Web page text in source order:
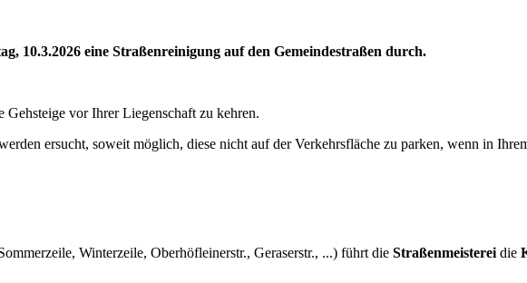
10.3.2026 eine Straßenreinigung auf den Gemeindestraßen durch.
vor Ihrer Liegenschaft zu kehren.
ersucht, soweit möglich, diese nicht auf der Verkehrsfläche zu parken, wenn in
Winterzeile, Oberhöfleinerstr., Geraserstr., ...) führt die Straßenmeisterei die